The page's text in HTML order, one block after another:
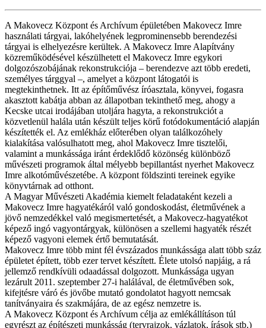
A Makovecz Központ és Archívum épületében Makovecz Imre
használati tárgyai, lakóhelyének legprominensebb berendezési
tárgyai is elhelyezésre kerültek. A Makovecz Imre Alapítvány
közreműködésével készülhetett el Makovecz Imre egykori
dolgozószobájának rekonstrukciója – berendezve azt több eredeti,
személyes tárggyal –, amelyet a központ látogatói is
megtekinthetnek. Itt az építőművész íróasztala, könyvei, fogasra
akasztott kabátja abban az állapotban tekinthető meg, ahogy a
Kecske utcai irodájában utoljára hagyta, a rekonstrukciót a
közvetlenül halála után készült teljes körű fotódokumentáció alapján
készítették el. Az emlékház előterében olyan találkozóhely
kialakítása valósulhatott meg, ahol Makovecz Imre tisztelői,
valamint a munkássága iránt érdeklődő közönség különböző
művészeti programok által mélyebb bepillantást nyerhet Makovecz
Imre alkotóművészetébe. A központ földszinti tereinek egyike
könyvtárnak ad otthont.
A Magyar Művészeti Akadémia kiemelt feladataként kezeli a
Makovecz Imre hagyatékáról való gondoskodást, életművének a
jövő nemzedékkel való megismertetését, a Makovecz-hagyatékot
képező ingó vagyontárgyak, különösen a szellemi hagyaték részét
képező vagyoni elemek értő bemutatását.
Makovecz Imre több mint fél évszázados munkássága alatt több száz
épületet épített, több ezer tervet készített. Élete utolsó napjáig, a rá
jellemző rendkívüli odaadással dolgozott. Munkássága ugyan
lezárult 2011. szeptember 27-i halálával, de életművében sok,
kifejtésre váró és jövőbe mutató gondolatot hagyott nemcsak
tanítványaira és szakmájára, de az egész nemzetre is.
A Makovecz Központ és Archívum célja az emlékállításon túl
egyrészt az építészeti munkásság (tervrajzok, vázlatok, írások stb.)